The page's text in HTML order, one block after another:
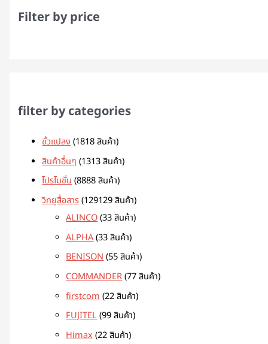
Filter by price
filter by categories
ขั้วแปลง 1818 สินค้า
สินค้าอื่นๆ 1313 สินค้า
โปรโมชั่น 8888 สินค้า
วิทยุสื่อสาร 129129 สินค้า
ALINCO 33 สินค้า
ALPHA 33 สินค้า
BENISON 55 สินค้า
COMMANDER 77 สินค้า
firstcom 22 สินค้า
FUJITEL 99 สินค้า
Himax 22 สินค้า